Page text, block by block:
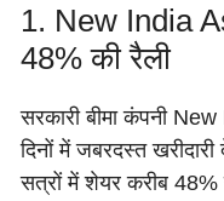
1. New India
48% की रैली
सरकारी बीमा कंपनी
दिनों में जबरदस्त
सत्रों में शेयर करीब